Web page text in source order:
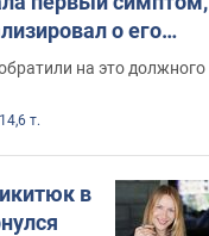
о его
на это должного
14,6 т.
в